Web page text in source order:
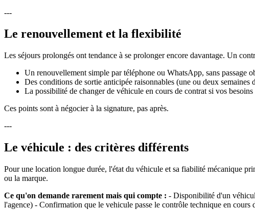
---
Le renouvellement et la flexibilité
Les séjours prolongés ont tendance à se prolonger encore davantage. Un
Un renouvellement simple par téléphone ou WhatsApp, sans passage
Des conditions de sortie anticipée raisonnables (une ou deux semaines
La possibilité de changer de véhicule en cours de contrat si vos
Ces points sont à négocier à la signature, pas après.
---
Le véhicule : des critères différents
Pour une location longue durée, l'état du véhicule et sa fiabilité mécanique
ou la marque.
Ce qu'on demande rarement mais qui compte : - Disponibilité d'un
l'agence) - Confirmation que le vehicule passe le contrôle technique en cours